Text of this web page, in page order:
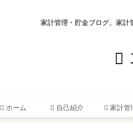
家計管理・貯金ブログ。家計
ホーム 自己紹介 家計管